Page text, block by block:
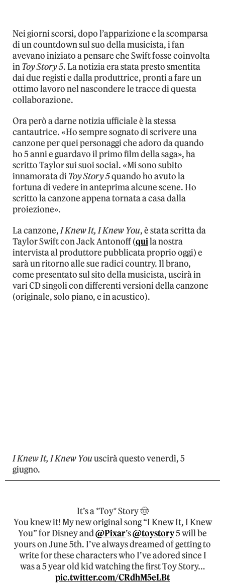
Nei giorni scorsi, dopo l’apparizione e la scomparsa
di un countdown sul suo della musicista, i fan
avevano iniziato a pensare che Swift fosse coinvolta
inToy Story 5. La notizia era stata presto smentita
dai due registi e dalla produttrice, pronti a fare un
ottimo lavoro nel nascondere le tracce di questa
collaborazione.
Ora però a darne notizia ufficiale è la stessa
cantautrice. «Ho sempre sognato di scrivere una
canzone per quei personaggi che adoro da quando
ho 5 anni e guardavo il primo film della saga», ha
scritto Taylor sui suoi social. «Mi sono subito
innamorata diToy Story 5quando ho avuto la
fortuna di vedere in anteprima alcune scene. Ho
scritto la canzone appena tornata a casa dalla
proiezione».
La canzone,I Knew It, I Knew You, è stata scritta da
Taylor Swift con Jack Antonoff (quila nostra
intervista al produttore pubblicata proprio oggi) e
sarà un ritorno alle sue radici country. Il brano,
come presentato sul sito della musicista, uscirà in
vari CD singoli con differenti versioni della canzone
(originale, solo piano, e in acustico).
I Knew It, I Knew Youuscirà questo venerdì, 5
giugno.
It’s a *Toy* Story 🤠
You knew it! My new original song “I Knew It, I Knew
You” for Disney and@Pixar’s@toystory5 will be
yours on June 5th. I’ve always dreamed of getting to
write for these characters who I’ve adored since I
was a 5 year old kid watching the first Toy Story…
pic.twitter.com/CRdhM5eLBt